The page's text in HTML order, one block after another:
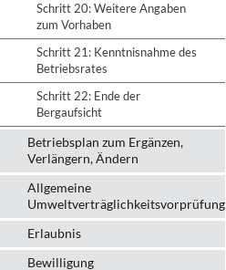
Schritt 20: Weitere Angaben
zum Vorhaben
Schritt 21: Kenntnisnahme des
Betriebsrates
Schritt 22: Ende der
Bergaufsicht
Betriebsplan zum Ergänzen,
Verlängern, Ändern
Allgemeine
Umweltverträglichkeitsvorprüfung
Erlaubnis
Bewilligung